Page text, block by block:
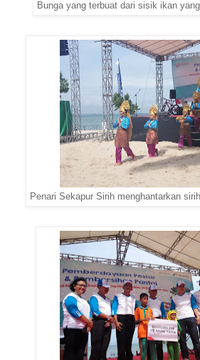
Bunga yang terbuat dari sisik ikan
Penari Sekapur Sirih menghantarkan